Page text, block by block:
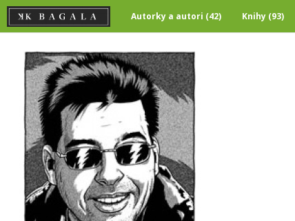
Autorky a autori (42) Knihy (93)